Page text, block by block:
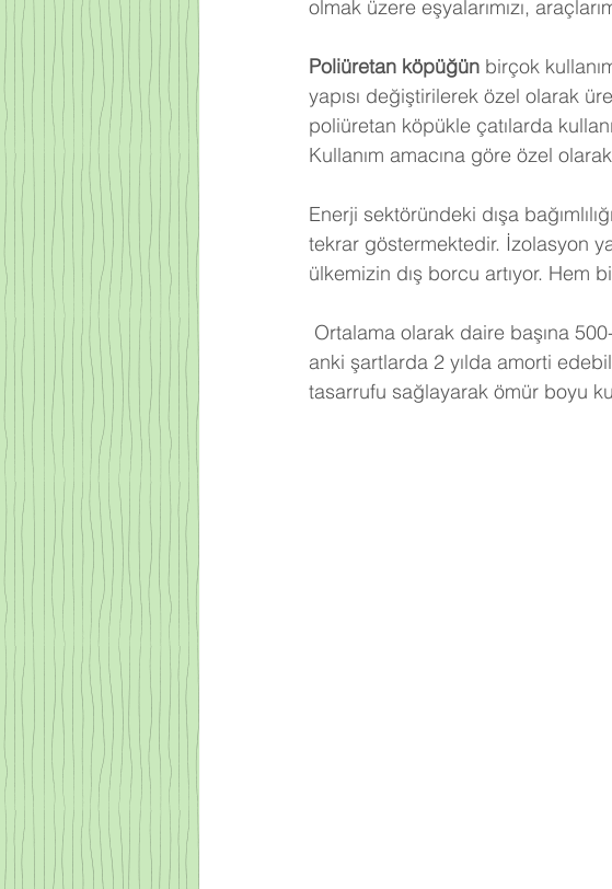
olmak üzere eşyalarımızı,
Poliüretan köpüğün birçok
yapısı değiştirilerek özel olarak
poliüretan köpükle çatılarda
Kullanım amacına göre özel
Enerji sektöründeki dışa
tekrar göstermektedir. İzolasyon
ülkemizin dış borcu artıyor. Hem
Ortalama olarak daire başına
anki şartlarda 2 yılda amorti
tasarrufu sağlayarak ömür boyu